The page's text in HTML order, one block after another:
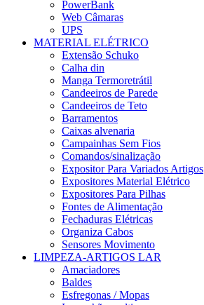
PowerBank
Web Câmaras
UPS
MATERIAL ELÉTRICO
Extensão Schuko
Calha din
Manga Termoretrátil
Candeeiros de Parede
Candeeiros de Teto
Barramentos
Caixas alvenaria
Campainhas Sem Fios
Comandos/sinalização
Expositor Para Variados Artigos
Expositores Material Elétrico
Expositores Para Pilhas
Fontes de Alimentação
Fechaduras Elétricas
Organiza Cabos
Sensores Movimento
LIMPEZA-ARTIGOS LAR
Amaciadores
Baldes
Esfregonas / Mopas